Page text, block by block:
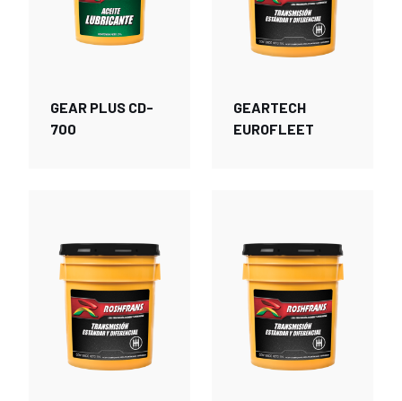
GEAR PLUS CD-
700
GEARTECH
EUROFLEET